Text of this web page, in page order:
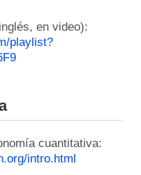
en video):
playlist?
cuantitativa:
intro.html